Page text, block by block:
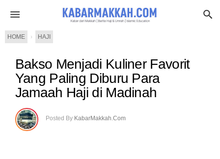
HOME › HAJI
Bakso Menjadi Kuliner Favorit
Yang Paling Diburu Para
Jamaah Haji di Madinah
Posted By KabarMakkah.Com